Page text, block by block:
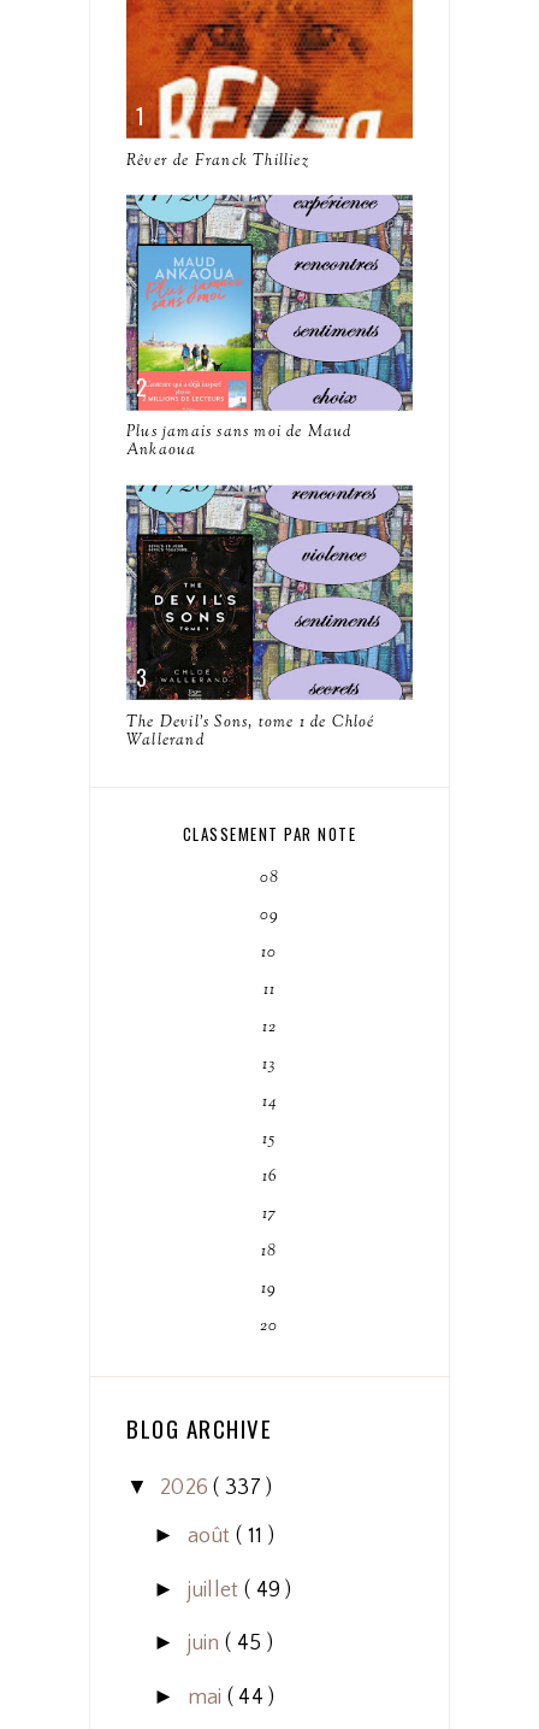
Rêver de Franck Thilliez
Plus jamais sans moi de Maud
Ankaoua
The Devil's Sons, tome 1 de Chloé
Wallerand
CLASSEMENT PAR NOTE
08
09
10
11
12
13
14
15
16
17
18
19
20
BLOG ARCHIVE
▼ 2026( 337 )
► août ( 11 )
► juillet ( 49 )
► juin ( 45 )
► mai ( 44 )